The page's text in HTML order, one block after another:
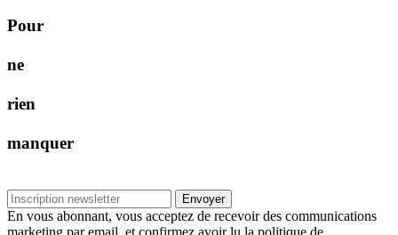
Pour
ne
rien
manquer
Envoyer
En vous abonnant, vous acceptez de recevoir des communications
marketing par email, et confirmez avoir lu la politique de